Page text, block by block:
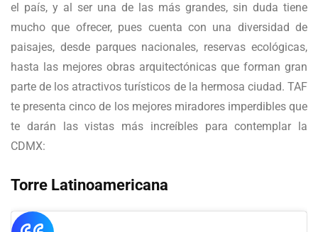
el país, y al ser una de las más grandes, sin duda tiene
mucho que ofrecer, pues cuenta con una diversidad de
paisajes, desde parques nacionales, reservas ecológicas,
hasta las mejores obras arquitectónicas que forman gran
parte de los atractivos turísticos de la hermosa ciudad. TAF
te presenta cinco de los mejores miradores imperdibles que
te darán las vistas más increíbles para contemplar la
CDMX:
Torre Latinoamericana